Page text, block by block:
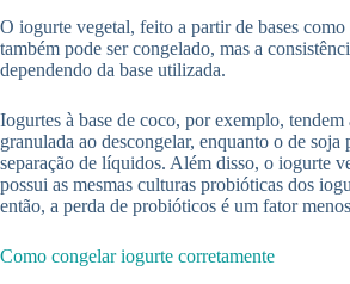
O iogurte vegetal, feito a partir de bases
também pode ser congelado, mas a
dependendo da base utilizada.
Iogurtes à base de coco, por exemplo,
granulada ao descongelar, enquanto o de soja
separação de líquidos. Além disso, o iogurte
possui as mesmas culturas probióticas dos
então, a perda de probióticos é um fator
Como congelar iogurte corretamente